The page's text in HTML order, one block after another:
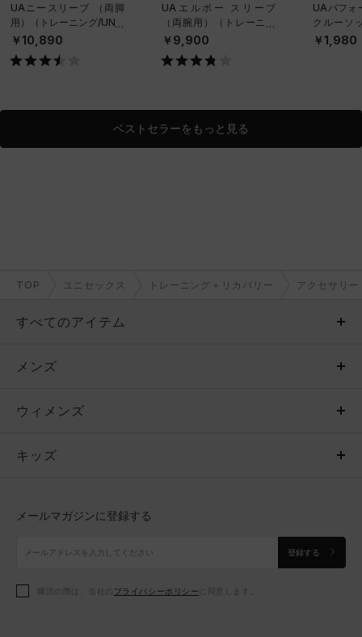
UAニースリーブ （両脚
用）（トレーニング/UNIS
EX）
￥10,890
UAエルボー スリーブ
（両腕用）（トレーニン
グ/UNISEX）
￥9,900
UAパフォ
クルーソ
ット）（
￥1,980
ベストセラーをもっと見る
TOP ユニセックス トレーニング＋リカバリー アクセサリー
すべてのアイテム
メンズ
ウィメンズ
キッズ
アクセサリー
メンズ
トップス
ボトムス
アクセサリー
ウィメンズ
トップス
シューズ
アクセサリー
キッズ
シューズ
メールマガジンに登録する
登録する
購読の際は、当社の プライバシーポリシー に同意します。